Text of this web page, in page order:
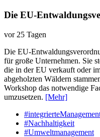
Die EU-
vor 25 Tagen
Die EU-
für große Unternehmen. Sie
die in der EU verkauft oder
abgeholzten Wäldern
Workshop das notwendige
umzusetzen. [Mehr]
#Nachhaltigkeit
#Umweltmanagement